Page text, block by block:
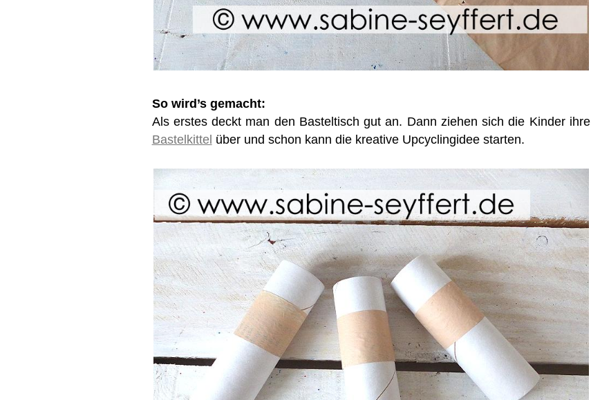
So wird’s gemacht:
Als erstes deckt man den Basteltisch gut an. Dann ziehen sich die Kinder ihre
Bastelkittel über und schon kann die kreative Upcyclingidee starten.